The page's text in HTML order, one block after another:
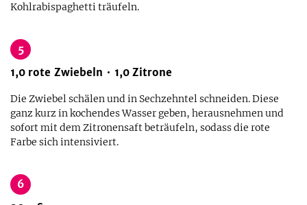
Kohlrabispaghetti träufeln.
5
1,0 rote Zwiebeln 1,0 Zitrone
Die Zwiebel schälen und in Sechzehntel schneiden. Diese
ganz kurz in kochendes Wasser geben, herausnehmen und
sofort mit dem Zitronensaft beträufeln, sodass die rote
Farbe sich intensiviert.
6